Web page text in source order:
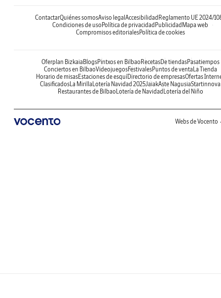
ContactarQuiénes somosAviso legal Accesibilidad Reglamento UE 2024/
Condiciones de uso Política de privacidad Publicidad Mapa web
Compromisos editorialesPolítica de cookies
Oferplan Bizkaia BlogsPintxos en Bilbao RecetasDe tiendasPasatiempos
Conciertos en BilbaoVideojuegosFestivalesPuntos de venta La Tienda
Horario de misasEstaciones de esquíDirectorio de empresasOfertas
ClasificadosLa Mirilla Lotería Navidad 2025JaiakAste NagusiaStartinnova
Restaurantes de Bilbao Lotería de Navidad Lotería del Niño
Webs de Vocento